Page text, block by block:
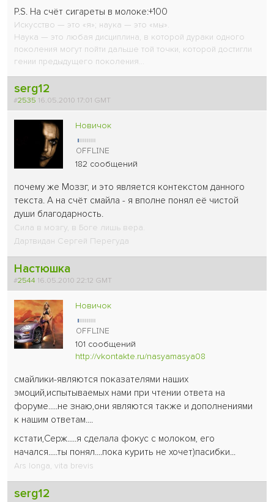
P.S. На счёт сигареты в молоке:+100
Искусство — это «я»; наука — это «мы».
Наука — это любая дисциплина, в которой дураки одного
поколения могут пойти дальше той точки, которой достигли
гении предыдущего поколения...
serg12
#2535 16.05.2010 17:01 GMT
Новичок
182 сообщений
почему же Моззг, и это является контекстом данного
текста. А на счёт смайла - я вполне понял её чистой
души благодарность.
Сила в мозгу, в Боге лишь вера.
Дартвидан Сергей Перегуда
Настюшка
#2544 16.05.2010 22:12 GMT
Новичок
101 сообщений
http://vkontakte.ru/nasyamasya08
смайлики-являются показателями наших
эмоций,испытываемых нами при чтении ответа на
форуме.....не знаю,они являются также и дополнениями
к нашим ответам....
кстати,Серж.....я сделала фокус с молоком, его
начался.....ты понял....пока курить не хочет)пасибки...
Ars longa, vita brevis
serg12